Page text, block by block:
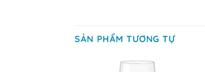
SẢN PHẨM TƯƠNG TỰ